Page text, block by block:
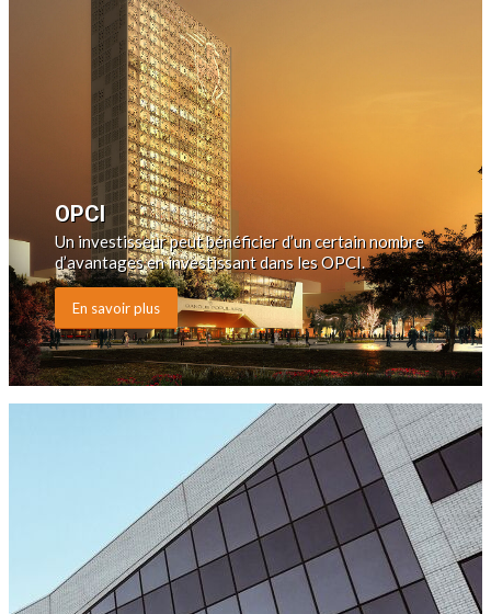
OPCI
Un investisseur peut bénéficier d’un certain nombre
d’avantages en investissant dans les OPCI.
En savoir plus